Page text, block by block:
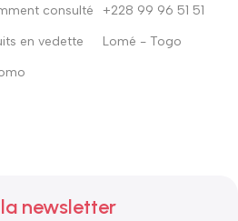
consulté
en vedette
+228 99 96 51 51
Lomé - Togo
newsletter